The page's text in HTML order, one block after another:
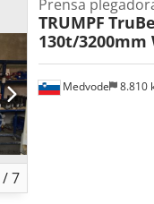
/7
Medvode 8.810
Prensa
TRUMPF
130t/3200mm